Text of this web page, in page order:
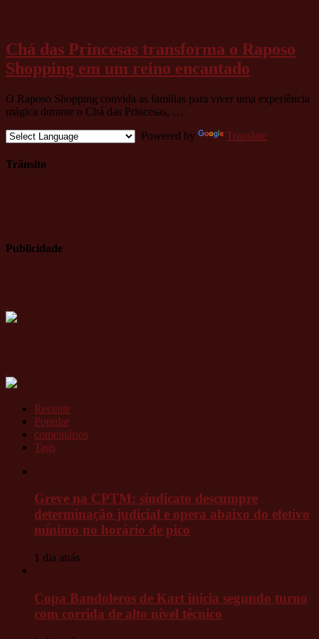
Chá das Princesas transforma o Raposo
Shopping em um reino encantado
O Raposo Shopping convida as famílias para viver uma experiência
mágica durante o Chá das Princesas, …
Powered by
Translate
Trânsito
Publicidade
Recente
Popular
comentários
Tags
Greve na CPTM: sindicato descumpre
determinação judicial e opera abaixo do efetivo
mínimo no horário de pico
1 dia atrás
Copa Bandoleros de Kart inicia segundo turno
com corrida de alto nível técnico